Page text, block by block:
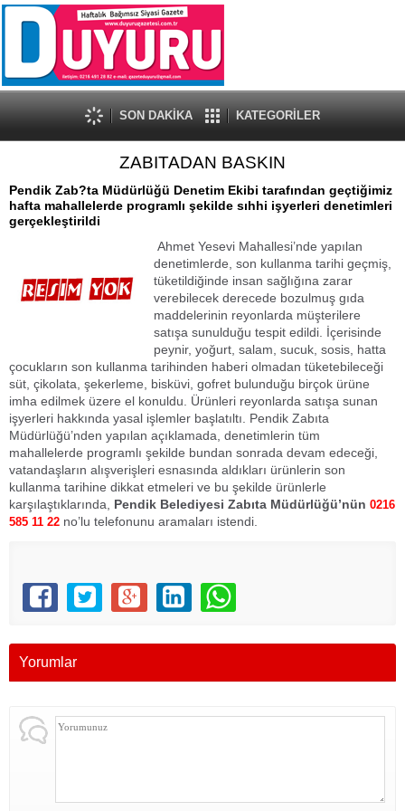
SON DAKİKA KATEGORİLER
ZABITADAN BASKIN
Pendik Zab?ta Müdürlüğü Denetim Ekibi tarafından geçtiğimiz
hafta mahallelerde programlı şekilde sıhhi işyerleri denetimleri
gerçekleştirildi
Ahmet Yesevi Mahallesi’nde yapılan
denetimlerde, son kullanma tarihi geçmiş,
tüketildiğinde insan sağlığına zarar
verebilecek derecede bozulmuş gıda
maddelerinin reyonlarda müşterilere
satışa sunulduğu tespit edildi. İçerisinde
peynir, yoğurt, salam, sucuk, sosis, hatta
çocukların son kullanma tarihinden haberi olmadan tüketebileceği
süt, çikolata, şekerleme, bisküvi, gofret bulunduğu birçok ürüne
imha edilmek üzere el konuldu. Ürünleri reyonlarda satışa sunan
işyerleri hakkında yasal işlemler başlatıltı. Pendik Zabıta
Müdürlüğü’nden yapılan açıklamada, denetimlerin tüm
mahallelerde programlı şekilde bundan sonrada devam edeceği,
vatandaşların alışverişleri esnasında aldıkları ürünlerin son
kullanma tarihine dikkat etmeleri ve bu şekilde ürünlerle
karşılaştıklarında, Pendik Belediyesi Zabıta Müdürlüğü’nün 0216
585 11 22 no’lu telefonunu aramaları istendi.
Yorumlar